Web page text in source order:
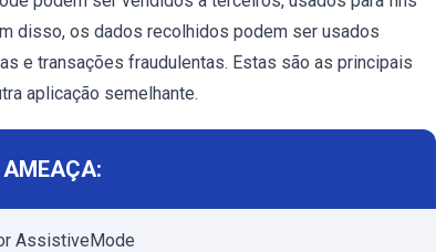
disso, os dados recolhidos podem ser usados
e transações fraudulentas. Estas são as principais
aplicação semelhante.
AssistiveMode